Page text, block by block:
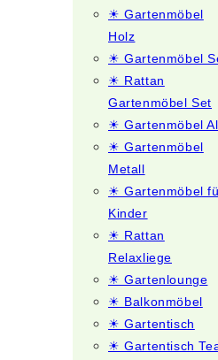
☀ Gartenmöbel
Holz
☀ Gartenmöbel
☀ Rattan
Gartenmöbel Set
☀ Gartenmöbel
☀ Gartenmöbel
Metall
☀ Gartenmöbel
Kinder
☀ Rattan
Relaxliege
☀ Gartenlounge
☀ Balkonmöbel
☀ Gartentisch
☀ Gartentisch